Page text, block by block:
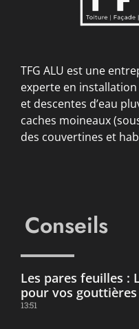
TFG ALU est une
experte en
et descentes d’eau
caches moineaux
des couvertines et
Conseils
Les pares feuilles :
pour vos gouttières
13:51